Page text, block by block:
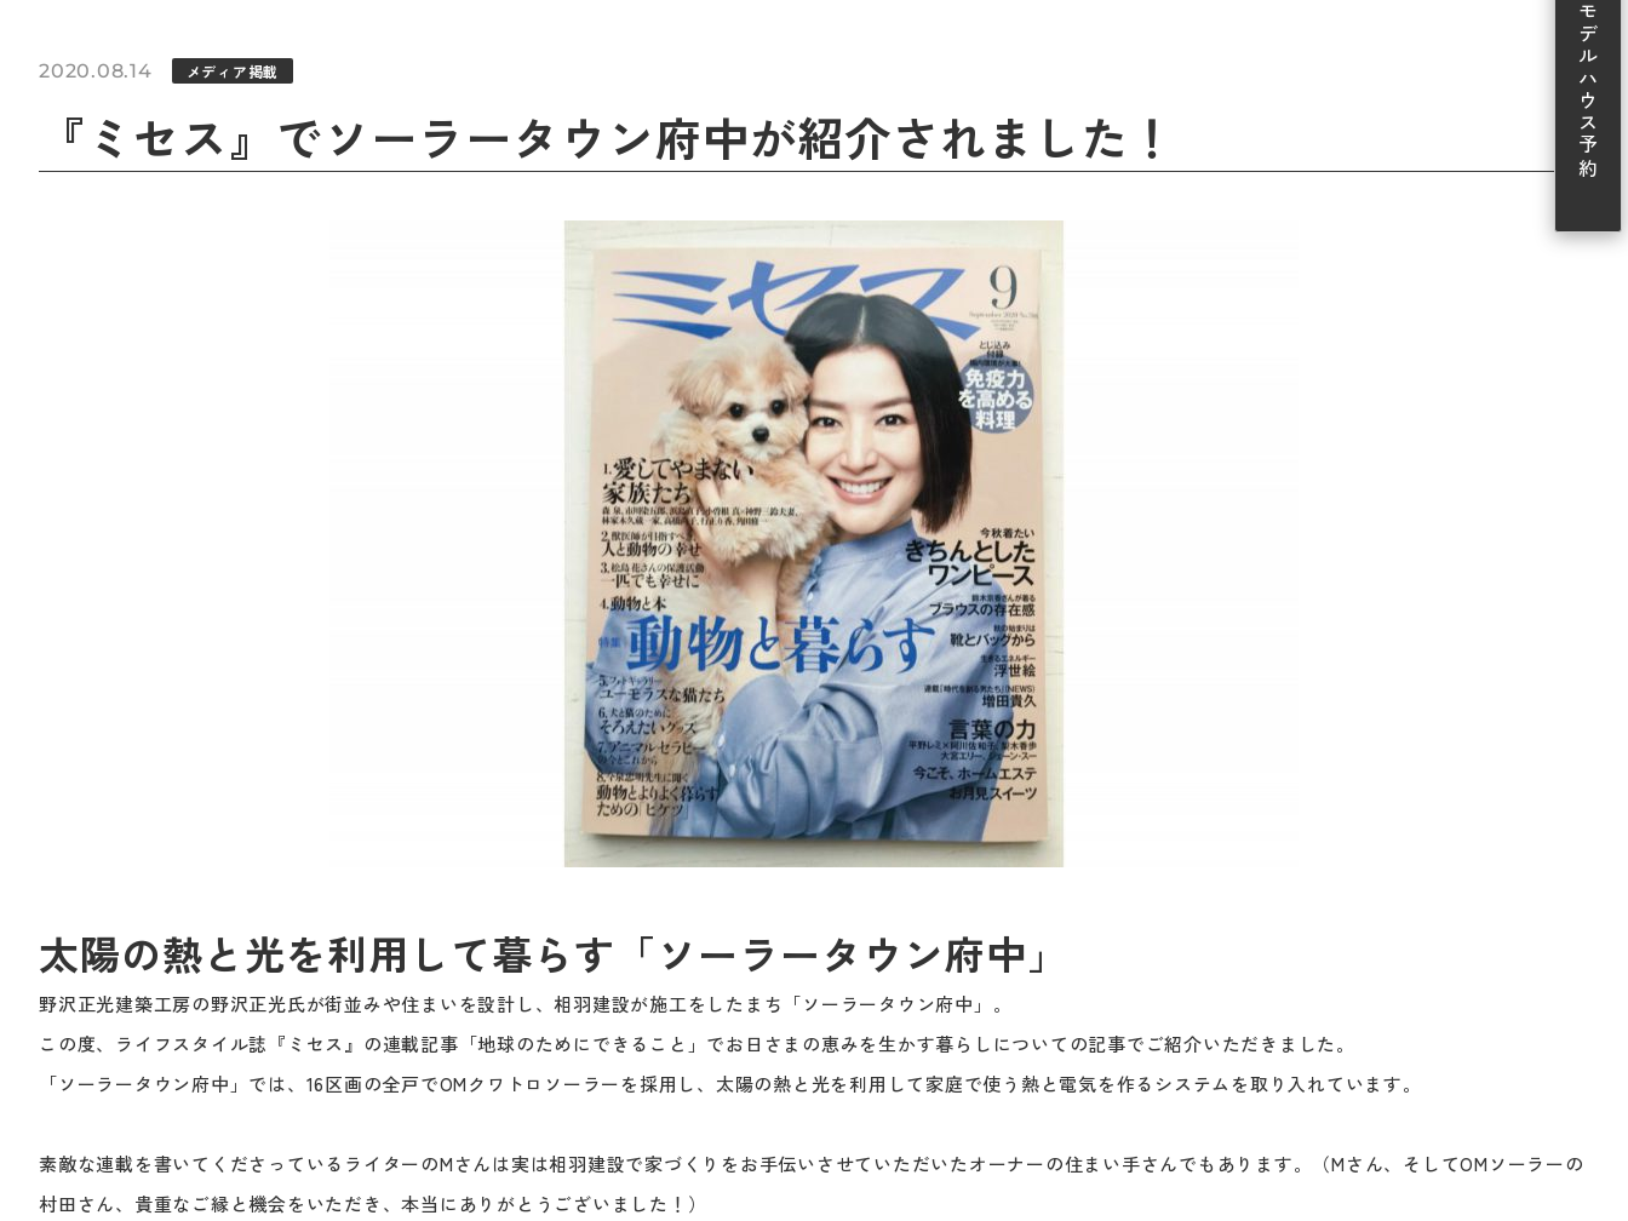
2020.08.14 メディア掲載
『ミセス』でソーラータウン府中が紹介されました！
太陽の熱と光を利用して暮らす「ソーラータウン府中」
野沢正光建築工房の野沢正光氏が街並みや住まいを設計し、相羽建設が施工をしたまち「ソーラータウン府中」。
この度、ライフスタイル誌『ミセス』の連載記事「地球のためにできること」でお日さまの恵みを生かす暮らしについての記事でご紹介いただきました。
「ソーラータウン府中」では、16区画の全戸でOMクワトロソーラーを採用し、太陽の熱と光を利用して家庭で使う熱と電気を作るシステムを取り入れています。
素敵な連載を書いてくださっているライターのMさんは実は相羽建設で家づくりをお手伝いさせていただいたオーナーの住まい手さんでもあります。（Mさん、そしてOMソーラーの
村田さん、貴重なご縁と機会をいただき、本当にありがとうございました！）
モデルハウス予約